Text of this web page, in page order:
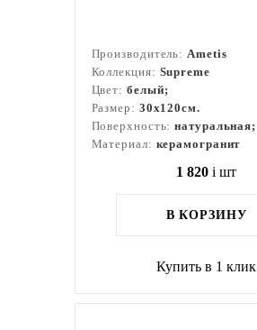
Производитель:Ametis
Коллекция: Supreme
Цвет: белый;
Размер: 30x120см.
Поверхность:натуральная;
Материал: керамогранит
1 820 i шт
В КОРЗИНУ
Купить в 1 клик